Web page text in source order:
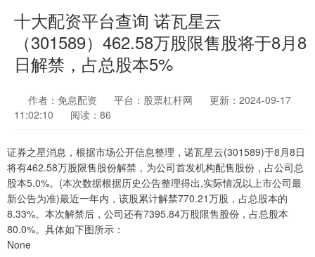
十大配资平台查询 诺瓦星云
（301589）462.58万股限售股将于8月8
日解禁，占总股本5%
作者：免息配资 平台：股票杠杆网
更新：2024-09-17
11:02:10
阅读：86
证券之星消息，根据市场公开信息整理，诺瓦星云(301589)于8月8日
将有462.58万股限售股份解禁，为公司首发机构配售股份，占公司总
股本5.0%。(本次数据根据历史公告整理得出,实际情况以上市公司最
新公告为准)最近一年内，该股累计解禁770.21万股，占总股本的
8.33%。本次解禁后，公司还有7395.84万股限售股份，占总股本
80.0%。具体如下图所示：
None